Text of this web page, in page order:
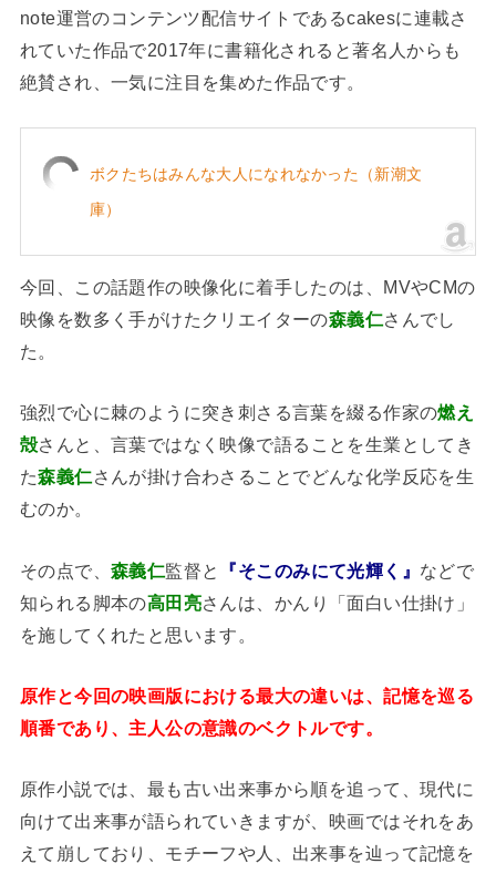
note運営のコンテンツ配信サイトであるcakesに連載さ
れていた作品で2017年に書籍化されると著名人からも
絶賛され、一気に注目を集めた作品です。
ボクたちはみんな大人になれなかった（新潮文
庫）
今回、この話題作の映像化に着手したのは、MVやCMの
映像を数多く手がけたクリエイターの森義仁さんでし
た。
強烈で心に棘のように突き刺さる言葉を綴る作家の燃え
殻さんと、言葉ではなく映像で語ることを生業としてき
た森義仁さんが掛け合わさることでどんな化学反応を生
むのか。
その点で、 森義仁監督と 『そこのみにて光輝く』 などで
知られる脚本の高田亮さんは、かんり「面白い仕掛け」
を施してくれたと思います。
原作と今回の映画版における最大の違いは、記憶を巡る
順番であり、主人公の意識のベクトルです。
原作小説では、最も古い出来事から順を追って、現代に
向けて出来事が語られていきますが、映画ではそれをあ
えて崩しており、モチーフや人、出来事を辿って記憶を